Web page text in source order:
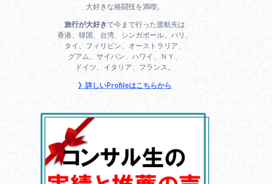
大好きな格闘技を満喫。
旅行が大好きで今まで行った渡航先は
香港、韓国、台湾、シンガポール、バリ、
タイ、フィリピン、オーストラリア、
グアム、サイパン、ハワイ、ＮＹ、
ドイツ、イタリア、フランス。
》詳しいProfileはこちらから